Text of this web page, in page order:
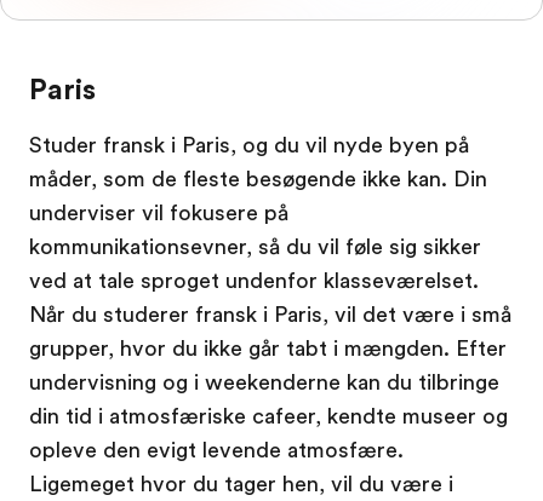
Paris
Studer fransk i Paris, og du vil nyde byen på
måder, som de fleste besøgende ikke kan. Din
underviser vil fokusere på
kommunikationsevner, så du vil føle sig sikker
ved at tale sproget undenfor klasseværelset.
Når du studerer fransk i Paris, vil det være i små
grupper, hvor du ikke går tabt i mængden. Efter
undervisning og i weekenderne kan du tilbringe
din tid i atmosfæriske cafeer, kendte museer og
opleve den evigt levende atmosfære.
Ligemeget hvor du tager hen, vil du være i